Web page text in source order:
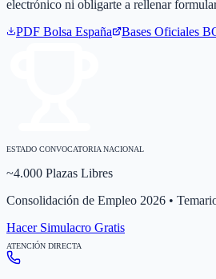
electrónico ni obligarte a rellenar
PDF Bolsa España Bases Oficiales
ESTADO CONVOCATORIA NACIONAL
~4.000 Plazas Libres
Consolidación de Empleo 2026 •
Hacer Simulacro Gratis
ATENCIÓN DIRECTA